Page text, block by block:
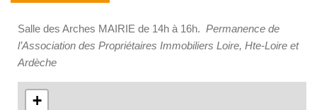
Salle des Arches MAIRIE de 14h à 16h. Permanence de
l’Association des Propriétaires Immobiliers Loire, Hte-Loire et
Ardèche
+